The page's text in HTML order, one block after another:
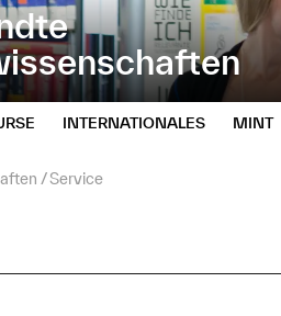
INTERNATIONALES MINT
Service